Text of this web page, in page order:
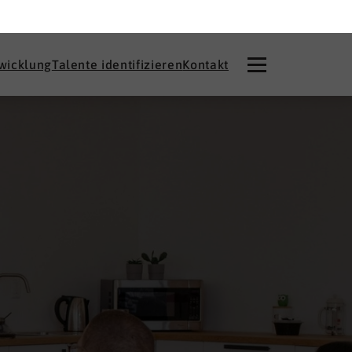
Talente identifizierenKontakt